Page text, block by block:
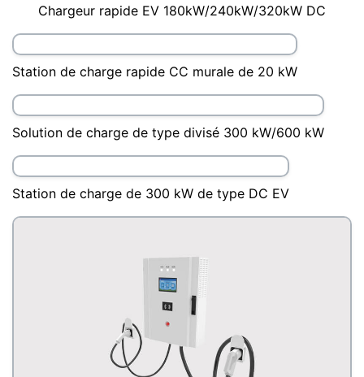
Chargeur rapide EV 180kW/240kW/320kW DC
Station de charge rapide CC murale de 20 kW
Solution de charge de type divisé 300 kW/600 kW